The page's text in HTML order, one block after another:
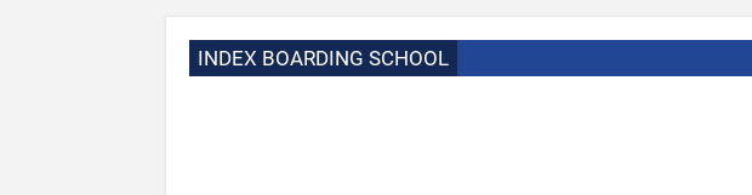
INDEX BOARDING SCHOOL